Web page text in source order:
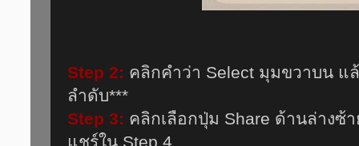
Step 2: คลิกคำว่า Select มุมขวาบน แ
ลำดับ***
Step 3: คลิกเลือกปุ่ม Share ด้านล่างซ้
แชร์ใน Step 4